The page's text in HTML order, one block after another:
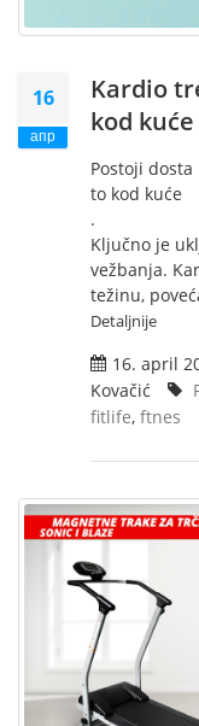
16
апр
Kardio
kod kuće
Postoji
to kod kuće
.
Ključno je
vežbanja.
težinu,
Detaljnije
16. april
Kovačić
fitlife, ftnes